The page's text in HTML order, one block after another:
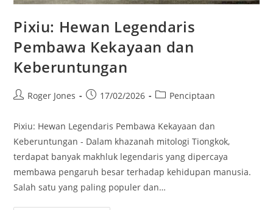
Pixiu: Hewan Legendaris
Pembawa Kekayaan dan
Keberuntungan
PostRoger Jones
Post17/02/2026
PostPenciptaan
Pixiu: Hewan Legendaris Pembawa Kekayaan dan
Keberuntungan - Dalam khazanah mitologi Tiongkok,
terdapat banyak makhluk legendaris yang dipercaya
membawa pengaruh besar terhadap kehidupan manusia.
Salah satu yang paling populer dan…